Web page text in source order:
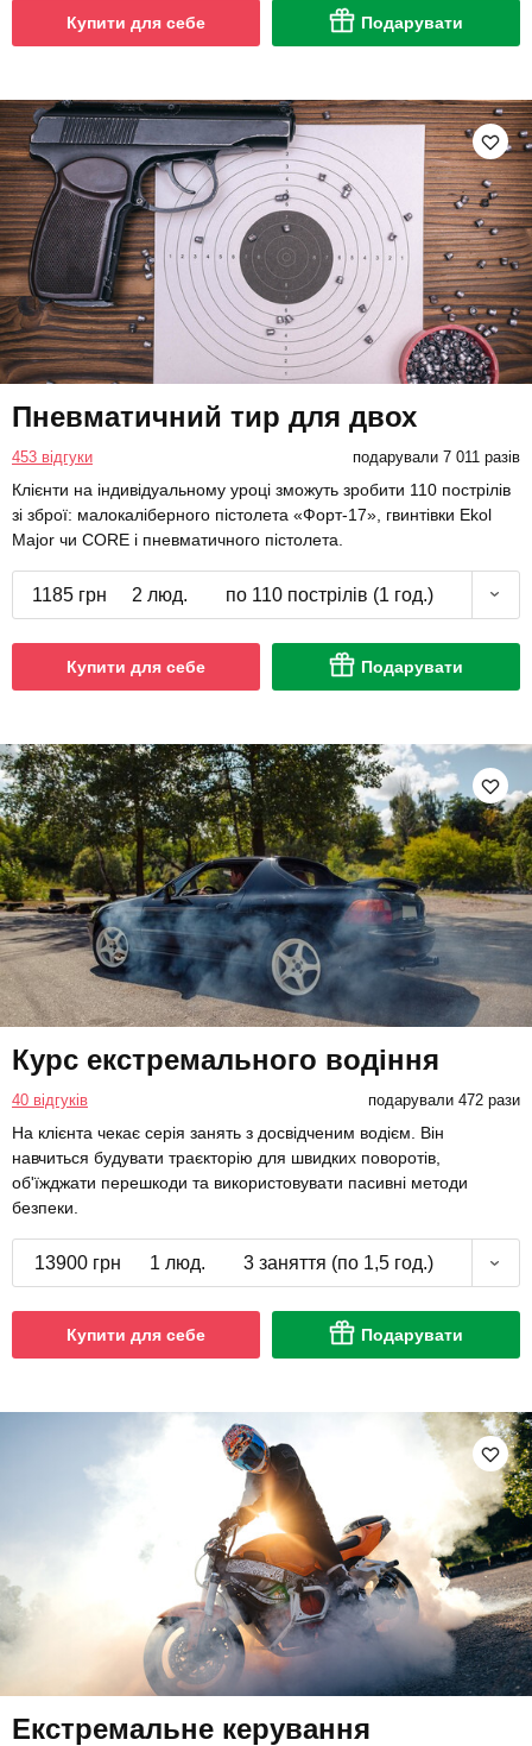
Купити для себе Подарувати
Пневматичний тир для двох
453 відгуки подарували 7 011 разів
Клієнти на індивідуальному уроці зможуть зробити 110 пострілів
зі зброї: малокаліберного пістолета «Форт-17», гвинтівки Ekol
Major чи CORE і пневматичного пістолета.
1185 грн 2 люд. по 110 пострілів (1 год.)
Купити для себе Подарувати
Курс екстремального водіння
40 відгуків подарували 472 рази
На клієнта чекає серія занять з досвідченим водієм. Він
навчиться будувати траєкторію для швидких поворотів,
об'їжджати перешкоди та використовувати пасивні методи
безпеки.
13900 грн 1 люд. 3 заняття (по 1,5 год.)
Купити для себе Подарувати
Екстремальне керування